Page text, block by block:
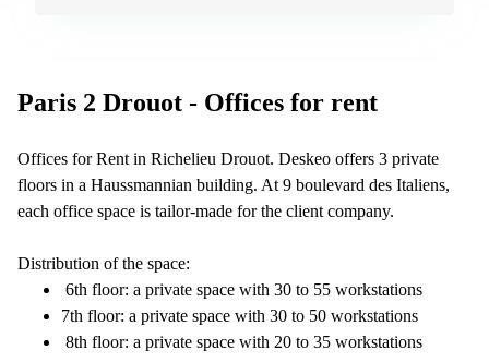
Paris 2 Drouot - Offices for rent
Offices for Rent in Richelieu Drouot. Deskeo offers 3 private
floors in a Haussmannian building. At 9 boulevard des Italiens,
each office space is tailor-made for the client company.
Distribution of the space:
6th floor: a private space with 30 to 55 workstations
7th floor: a private space with 30 to 50 workstations
8th floor: a private space with 20 to 35 workstations